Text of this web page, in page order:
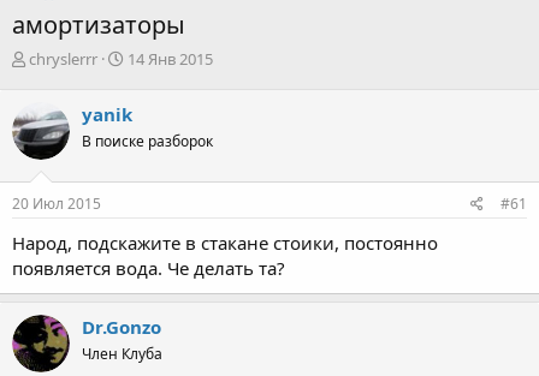
амортизаторы
А
о
р
т
е
м
chryslerrr
Д
а
н
ч
а
14 Янв 2015
yanik
В поиске разборок
20 Июл 2015 #61
Народ, подскажите в стакане стоики, постоянно
появляется вода. Че делать та?
Dr.Gonzo
Член Клуба